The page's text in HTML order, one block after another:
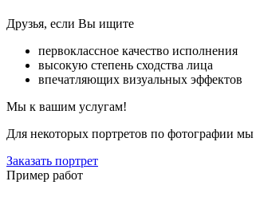
Друзья, если Вы ищите
первоклассное качество исполнения
высокую степень сходства лица
впечатляющих визуальных эффектов
Мы к вашим услугам!
Для некоторых портретов по фотографии мы
Заказать портрет
Пример работ